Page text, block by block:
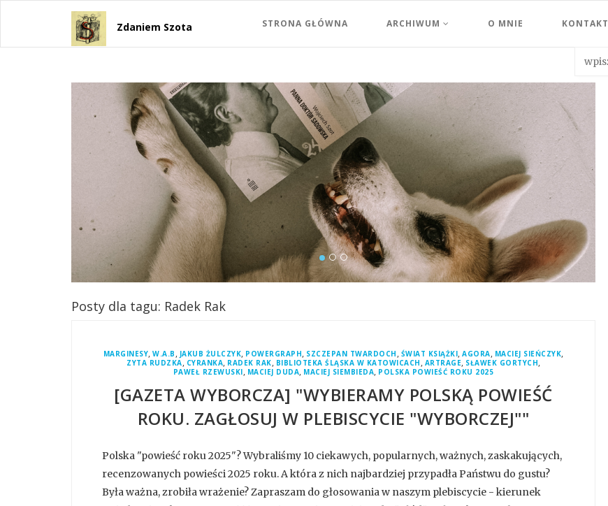
Zdaniem Szota STRONA GŁÓWNA ARCHIWUM O MNIE KONTAKT
Posty dla tagu: Radek Rak
MARGINESY,W.A.B , JAKUB ŻULCZYK, POWERGRAPH, SZCZEPAN TWARDOCH , ŚWIAT KSIĄŻKI,AGORA, MACIEJ SIEŃCZYK,
ZYTA RUDZKA, CYRANKA, RADEK RAK, BIBLIOTEKA ŚLĄSKA W KATOWICACH , ARTRAGE, SŁAWEK GORTYCH,
PAWEŁ RZEWUSKI, MACIEJ DUDA, MACIEJ SIEMBIEDA, POLSKA POWIEŚĆ ROKU 2025
[GAZETA WYBORCZA] "WYBIERAMY POLSKĄ POWIEŚĆ
ROKU. ZAGŁOSUJ W PLEBISCYCIE "WYBORCZEJ""
Polska "powieść roku 2025"? Wybraliśmy 10 ciekawych, popularnych, ważnych, zaskakujących,
recenzowanych powieści 2025 roku. A która z nich najbardziej przypadła Państwu do gustu?
Była ważna, zrobiła wrażenie? Zapraszam do głosowania w naszym plebiscycie - kierunek